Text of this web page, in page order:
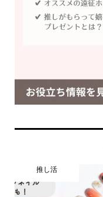
推し活